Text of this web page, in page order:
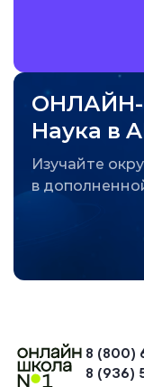
Наука в
Изучайте
в
8 (800)
8 (936)